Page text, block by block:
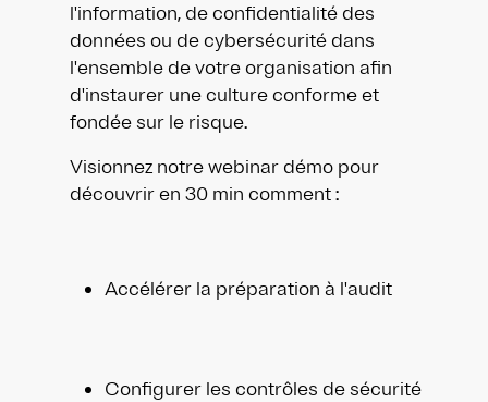
l'information, de confidentialité des
données ou de cybersécurité dans
l'ensemble de votre organisation afin
d'instaurer une culture conforme et
fondée sur le risque.
Visionnez notre webinar démo pour
découvrir en 30 min comment :
Accélérer la préparation à l'audit
Configurer les contrôles de sécurité